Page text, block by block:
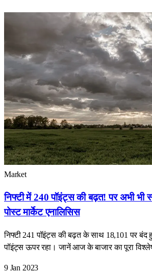
Market
निफ्टी में 240 पॉइंट्स की बढ़त! पर अभी भी
पोस्ट मार्केट एनालिसिस
निफ्टी 241 पॉइंट्स की बढ़त के साथ 18,101 पर
पॉइंट्स ऊपर रहा। जानें आज के बाजार का पूरा
9 Jan 2023